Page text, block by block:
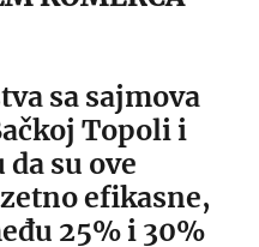
sa sajmova
Topoli i
su ove
efikasne,
25% i 30%